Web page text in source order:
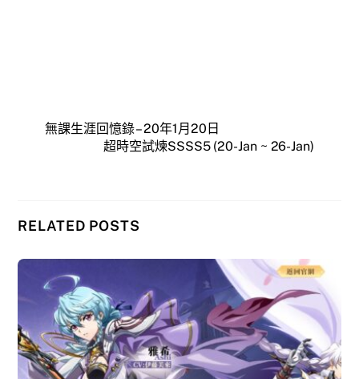
無課生涯回憶錄 – 20年1月20日
超時空試煉SSSS5 (20-Jan ~ 26-Jan)
RELATED POSTS